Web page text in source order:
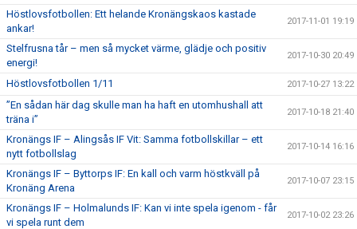
Höstlovsfotbollen: Ett helande Kronängskaos kastade
ankar!
2017-11-01 19:19
Stelfrusna tår – men så mycket värme, glädje och positiv
energi!
2017-10-30 20:49
Höstlovsfotbollen 1/11 2017-10-27 13:22
”En sådan här dag skulle man ha haft en utomhushall att
träna i”
2017-10-18 21:40
Kronängs IF – Alingsås IF Vit: Samma fotbollskillar – ett
nytt fotbollslag
2017-10-14 16:16
Kronängs IF – Byttorps IF: En kall och varm höstkväll på
Kronäng Arena
2017-10-07 23:15
Kronängs IF – Holmalunds IF: Kan vi inte spela igenom - får
vi spela runt dem
2017-10-02 23:26